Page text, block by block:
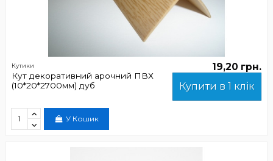
Кутики
Кут декоративний арочний ПВХ
(10*20*2700мм) дуб
19,20 грн.
Купити в 1 клік
У Кошик